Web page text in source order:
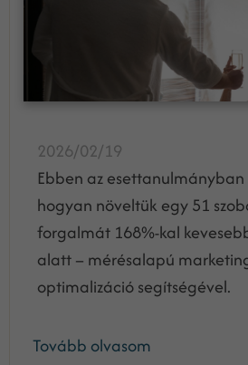
2026/02/19
Ebben az
hogyan növeltük egy 51
forgalmát 168%-kal
alatt – mérésalapú
optimalizáció segítségével.
Tovább olvasom